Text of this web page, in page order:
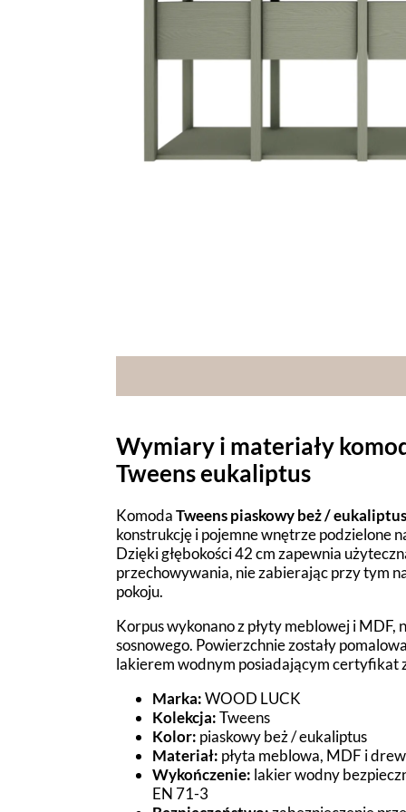
Wymiary i materiały
Tweens eukaliptus
KomodaTweens piaskowy beż / eukaliptus
konstrukcję i pojemne wnętrze podzielone
Dzięki głębokości 42 cm zapewnia
przechowywania, nie zabierając przy tym
pokoju.
Korpus wykonano z płyty meblowej i MDF,
sosnowego. Powierzchnie zostały
lakierem wodnym posiadającym certyfikat
Marka:WOOD LUCK
Kolekcja:Tweens
Kolor: piaskowy beż / eukaliptus
Materiał: płyta meblowa, MDF i
Wykończenie: lakier wodny
EN 71-3